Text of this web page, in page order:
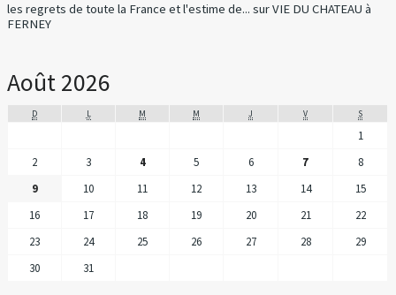
les regrets de toute la France et l'estime de... surVIE DU CHATEAU à
FERNEY
Août 2026
D L M M J V S
1
2
3 4 5 6 7
8
9
10 11 12 13 14
15
16
17 18 19 20 21
22
23
24 25 26 27 28
29
30
31